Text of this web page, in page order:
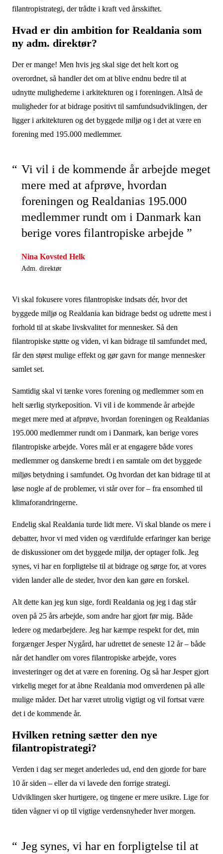
filantropistrategi, der trådte i kraft ved årsskiftet.
Hvad er din ambition for Realdania som
ny adm. direktør?
Der er mange! Men hvis jeg skal sige det helt kort og
overordnet, så handler det om at blive endnu bedre til at
udnytte mulighederne i arkitekturen og i foreningen. Altså de
muligheder for at bidrage positivt til samfundsudviklingen, der
ligger i arkitekturen og det byggede miljø og i det at være en
forening med 195.000 medlemmer.
Vi vil i de kommende år arbejde meget
mere med at afprøve, hvordan
foreningen og Realdanias 195.000
medlemmer rundt om i Danmark kan
berige vores filantropiske arbejde ”
Nina Kovsted Helk
Adm. direktør
Vi skal fokusere vores filantropiske indsats dér, hvor det
byggede miljø og Realdania kan bidrage bedst og udrette mest i
forhold til at skabe livskvalitet for mennesker. Så den
filantropiske støtte og viden, vi kan bidrage til samfundet med,
får den størst mulige effekt og gør gavn for mange mennesker
samlet set.
Samtidig skal vi tænke vores forening og medlemmer som en
helt særlig styrkeposition. Vi vil i de kommende år arbejde
meget mere med at afprøve, hvordan foreningen og Realdanias
195.000 medlemmer rundt om i Danmark, kan berige vores
filantropiske arbejde. Vores mål er at engagere både vores
medlemmer og danskerne bredt i en samtale om det byggede
miljøs betydning i samfundet. Og hvordan det kan bidrage til at
løse nogle af de problemer, vi står over for – fra ensomhed til
klimaforandringerne.
Endelig skal Realdania turde lidt mere. Vi skal blande os mere i
debatter, hvor vi med viden og værdifulde erfaringer kan berige
de diskussioner om det byggede miljø, der optager folk. Jeg
synes, vi har en forpligtelse til at bidrage og sørge for, at vores
viden lander alle de steder, hvor den kan gøre en forskel.
Alt dette kan jeg kun sige, fordi Realdania og jeg i dag står
oven på 25 års arbejde, som andre har gjort før mig. Både
ledere og medarbejdere. Jeg har kæmpe respekt for det, min
forgænger Jesper Nygård, har udrettet de seneste 12 år – både
når det handler om vores filantropiske arbejde, vores
investeringer og det at være en forening. Og så har Jesper gjort
virkelig meget for at åbne Realdania mod omverdenen på alle
mulige måder. Det har været utrolig vigtigt og vil fortsat være
det i de kommende år.
Hvilken retning sætter den nye
filantropistrategi?
Verden i dag ser meget anderledes ud, end den gjorde for bare
10 år siden – eller da vi lavede den forrige strategi.
Udviklingen sker hurtigere, og tingene er mere usikre. Lige for
tiden vågner vi op til vigtige verdensnyheder hver morgen.
Jeg synes, vi har en forpligtelse til at